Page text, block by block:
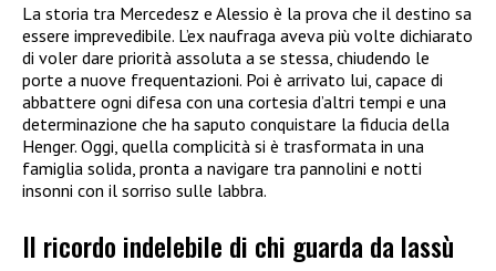
La storia tra Mercedesz e Alessio è la prova che il destino sa
essere imprevedibile. L’ex naufraga aveva più volte dichiarato
di voler dare priorità assoluta a se stessa, chiudendo le
porte a nuove frequentazioni. Poi è arrivato lui, capace di
abbattere ogni difesa con una cortesia d’altri tempi e una
determinazione che ha saputo conquistare la fiducia della
Henger. Oggi, quella complicità si è trasformata in una
famiglia solida, pronta a navigare tra pannolini e notti
insonni con il sorriso sulle labbra.
Il ricordo indelebile di chi guarda da lassù